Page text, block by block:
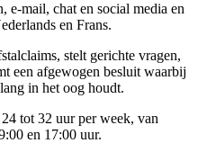
e-mail, chat en social media en
en Frans.
stelt gerichte vragen,
een afgewogen besluit waarbij
in het oog houdt.
tot 32 uur per week, van
en 17:00 uur.